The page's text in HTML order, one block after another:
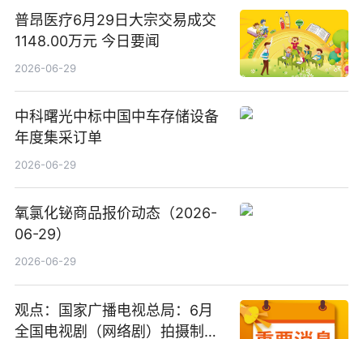
普昂医疗6月29日大宗交易成交
1148.00万元 今日要闻
2026-06-29
中科曙光中标中国中车存储设备
年度集采订单
2026-06-29
氧氯化铋商品报价动态（2026-
06-29）
2026-06-29
观点：国家广播电视总局：6月
全国电视剧（网络剧）拍摄制作